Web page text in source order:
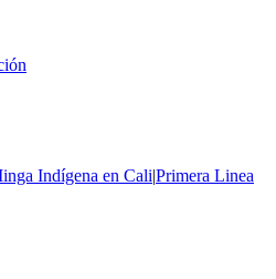
Indígena en Cali|Primera Linea